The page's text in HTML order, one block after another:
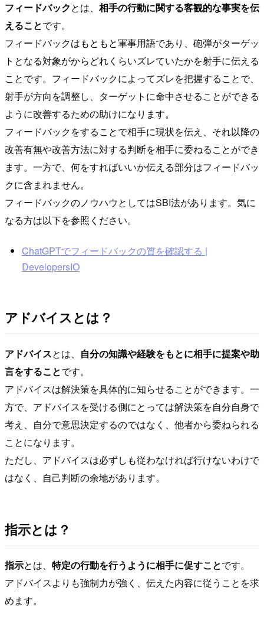
フィードバックとは、 相手の行動に関する客観的な事実を伝
えることです。
フィードバックはもともと軍事用語であり、砲弾がターゲッ
トとなる対象がからどれくらいズレていたかを射手に伝える
ことです。フィードバックによってズレを把握することで、
射手が方向を調整し、ターゲットに命中させることができる
ように改善するための助けになります。
フィードバックをすることで相手に現状を伝え、それ以降の
改善有無や改善方法に対する判断を相手に委ねることができ
ます。一方で、何をすればいいか伝える部分はフィードバッ
クに含まれません。
フィードバックのノウハウとしてはSBI法があります。気に
なる方は以下を参照ください。
ChatGPTでフィードバックの質を確認する |
DevelopersIO
アドバイスとは？
アドバイスとは、 自分の知識や経験をもとに相手に提案や助
言をすることです。
アドバイスは解決策を具体的に知らせることができます。一
方で、アドバイスを受ける側にとっては解決策を自分自身で
考え、自分で意思決定するのではなく、他者から委ねられる
ことになります。
ただし、アドバイスは必ずしも従わなければ行けないわけで
はなく、自己判断の余地があります。
指示とは？
指示とは、 特定の行動を行うように相手に促すことです。
アドバイスよりも強制力が強く、伝えた内容に従うことを求
めます。